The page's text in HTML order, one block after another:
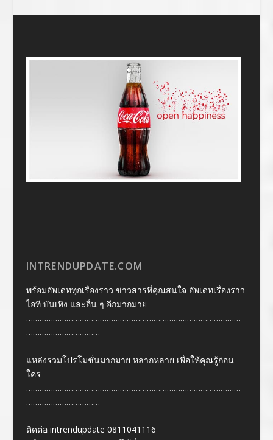
INTRENDUPDATE.COM
พร้อมอัพเดททุกเรื่องราว ข่าวสารที่คุณสนใจ อัพเดทเรื่องราว
ไอที บันเทิง และอื่น ๆ อีกมากมาย
……………………………………………………………………………………
……………………………
แหล่งรวมโปรโมชั่นมากมาย หลากหลาย เพื่อให้คุณรู้ก่อน
ใคร
……………………………………………………………………………………
……………………………
ติดต่อ intrendupdate 0811041116